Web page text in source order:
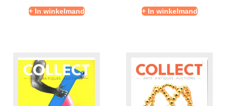
+ In winkelmand + In winkelmand